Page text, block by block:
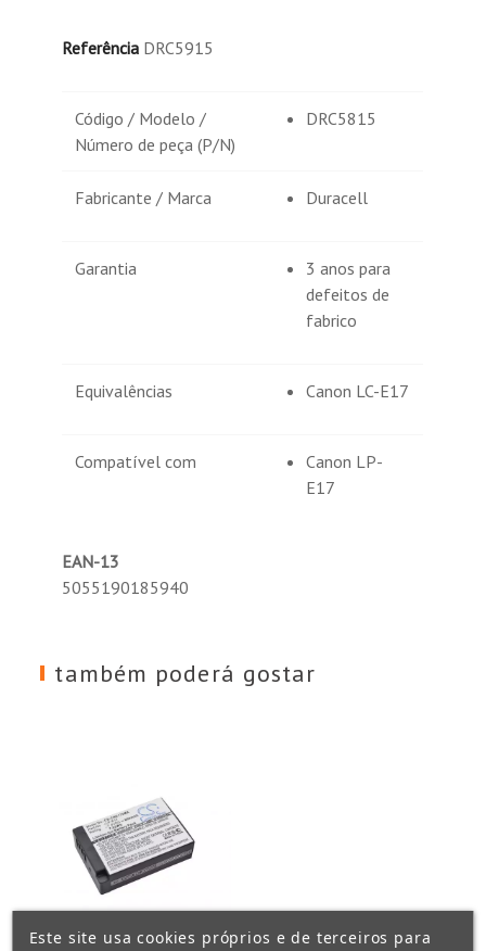
Referência DRC5915
Código / Modelo /
Número de peça (P/N)
DRC5815
Fabricante / Marca Duracell
Garantia
3 anos para
defeitos de
fabrico
Equivalências Canon LC-E17
Compatível com
Canon LP-
E17
EAN-13
5055190185940
também poderá gostar
Este site usa cookies próprios e de terceiros para